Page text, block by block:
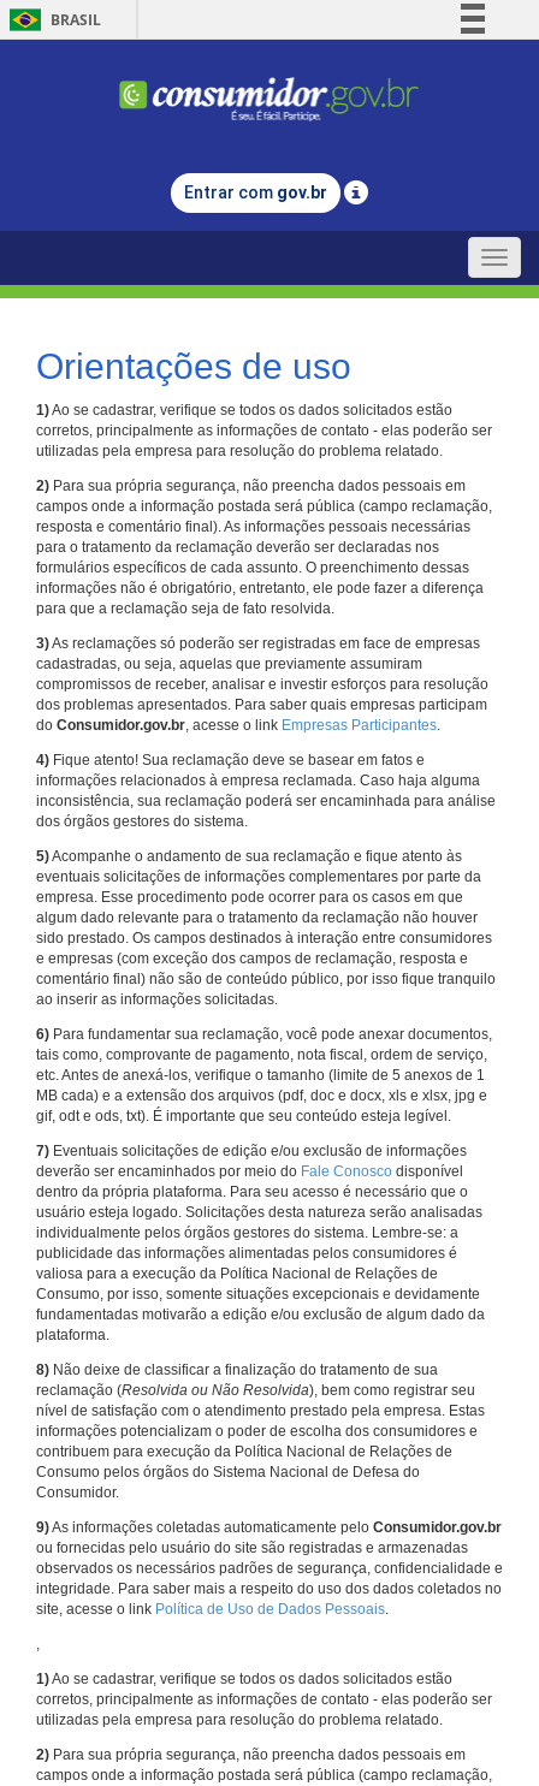
BRASIL
Comunica BR
Legislação
Entrar com gov.br
Toggle
Orientações de uso
1)Ao se cadastrar, verifique se todos os dados solicitados estão
corretos, principalmente as informações de contato - elas poderão ser
utilizadas pela empresa para resolução do problema relatado.
2) Para sua própria segurança, não preencha dados pessoais em
campos onde a informação postada será pública (campo reclamação,
resposta e comentário final). As informações pessoais necessárias
para o tratamento da reclamação deverão ser declaradas nos
formulários específicos de cada assunto. O preenchimento dessas
informações não é obrigatório, entretanto, ele pode fazer a diferença
para que a reclamação seja de fato resolvida.
3)As reclamações só poderão ser registradas em face de empresas
cadastradas, ou seja, aquelas que previamente assumiram
compromissos de receber, analisar e investir esforços para resolução
dos problemas apresentados. Para saber quais empresas participam
do Consumidor.gov.br, acesse o link Empresas Participantes.
4) Fique atento! Sua reclamação deve se basear em fatos e
informações relacionados à empresa reclamada. Caso haja alguma
inconsistência, sua reclamação poderá ser encaminhada para análise
dos órgãos gestores do sistema.
5)Acompanhe o andamento de sua reclamação e fique atento às
eventuais solicitações de informações complementares por parte da
empresa. Esse procedimento pode ocorrer para os casos em que
algum dado relevante para o tratamento da reclamação não houver
sido prestado. Os campos destinados à interação entre consumidores
e empresas (com exceção dos campos de reclamação, resposta e
comentário final) não são de conteúdo público, por isso fique tranquilo
ao inserir as informações solicitadas.
6) Para fundamentar sua reclamação, você pode anexar documentos,
tais como, comprovante de pagamento, nota fiscal, ordem de serviço,
etc. Antes de anexá-los, verifique o tamanho (limite de 5 anexos de 1
MB cada) e a extensão dos arquivos (pdf, doc e docx, xls e xlsx, jpg e
gif, odt e ods, txt). É importante que seu conteúdo esteja legível.
7) Eventuais solicitações de edição e/ou exclusão de informações
deverão ser encaminhados por meio do Fale Conosco disponível
dentro da própria plataforma. Para seu acesso é necessário que o
usuário esteja logado. Solicitações desta natureza serão analisadas
individualmente pelos órgãos gestores do sistema. Lembre-se: a
publicidade das informações alimentadas pelos consumidores é
valiosa para a execução da Política Nacional de Relações de
Consumo, por isso, somente situações excepcionais e devidamente
fundamentadas motivarão a edição e/ou exclusão de algum dado da
plataforma.
8) Não deixe de classificar a finalização do tratamento de sua
reclamação (Resolvida ou Não Resolvida), bem como registrar seu
nível de satisfação com o atendimento prestado pela empresa. Estas
informações potencializam o poder de escolha dos consumidores e
contribuem para execução da Política Nacional de Relações de
Consumo pelos órgãos do Sistema Nacional de Defesa do
Consumidor.
9)As informações coletadas automaticamente pelo Consumidor.gov.br
ou fornecidas pelo usuário do site são registradas e armazenadas
observados os necessários padrões de segurança, confidencialidade e
integridade. Para saber mais a respeito do uso dos dados coletados no
site, acesse o link Política de Uso de Dados Pessoais.
,
1)Ao se cadastrar, verifique se todos os dados solicitados estão
corretos, principalmente as informações de contato - elas poderão ser
utilizadas pela empresa para resolução do problema relatado.
2) Para sua própria segurança, não preencha dados pessoais em
campos onde a informação postada será pública (campo reclamação,